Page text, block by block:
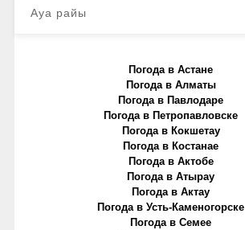
Ауа райы
Погода в Астане
Погода в Алматы
Погода в Павлодаре
Погода в Петропавловске
Погода в Кокшетау
Погода в Костанае
Погода в Актобе
Погода в Атырау
Погода в Актау
Погода в Усть-Каменогорске
Погода в Семее